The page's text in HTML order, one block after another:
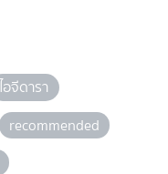
ไอจีดารา
recommended